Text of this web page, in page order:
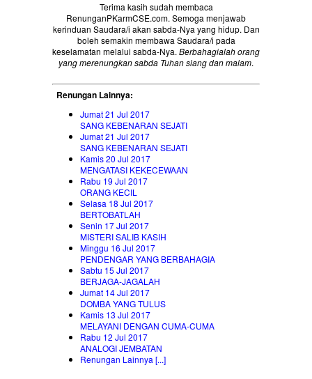
Terima kasih sudah membaca
RenunganPKarmCSE.com. Semoga menjawab
kerinduan Saudara/i akan sabda-Nya yang hidup. Dan
boleh semakin membawa Saudara/i pada
keselamatan melalui sabda-Nya. Berbahagialah orang
yang merenungkan sabda Tuhan siang dan malam.
Renungan Lainnya:
Jumat 21 Jul 2017
SANG KEBENARAN SEJATI
Jumat 21 Jul 2017
SANG KEBENARAN SEJATI
Kamis 20 Jul 2017
MENGATASI KEKECEWAAN
Rabu 19 Jul 2017
ORANG KECIL
Selasa 18 Jul 2017
BERTOBATLAH
Senin 17 Jul 2017
MISTERI SALIB KASIH
Minggu 16 Jul 2017
PENDENGAR YANG BERBAHAGIA
Sabtu 15 Jul 2017
BERJAGA-JAGALAH
Jumat 14 Jul 2017
DOMBA YANG TULUS
Kamis 13 Jul 2017
MELAYANI DENGAN CUMA-CUMA
Rabu 12 Jul 2017
ANALOGI JEMBATAN
Renungan Lainnya [...]